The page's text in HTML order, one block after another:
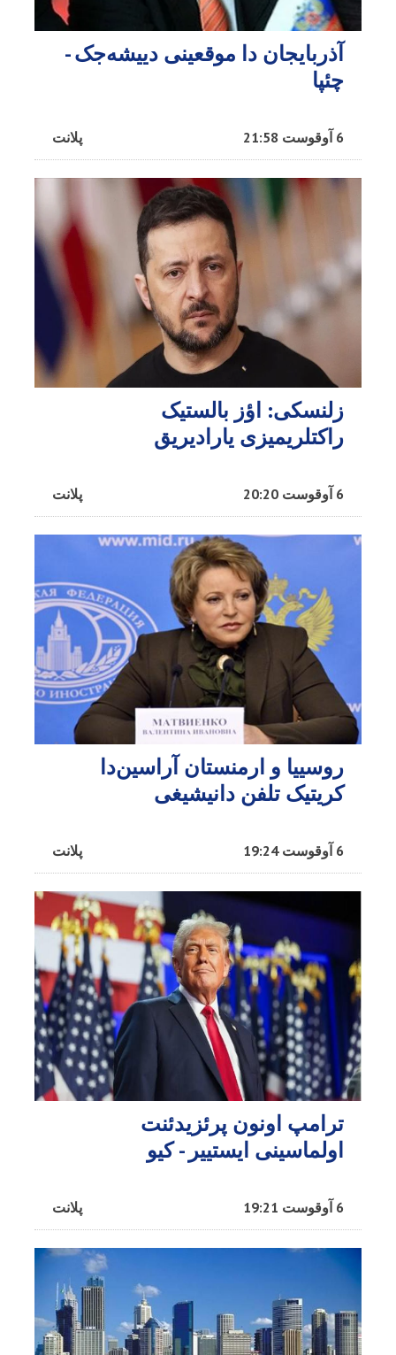
آذربایجان دا موقعینی دییشه‌جک -
چئپا
پلانت 6 آوقوست 21:58
زلنسکی: اؤز بالستیک
راکتلریمیزی یارادیریق
پلانت 6 آوقوست 20:20
روسییا و ارمنستان آراسین‌دا
کریتیک تلفن دانیشیغی
پلانت 6 آوقوست 19:24
ترامپ اونون پرئزیدئنت
اولماسینی ایستییر - کیو
پلانت 6 آوقوست 19:21